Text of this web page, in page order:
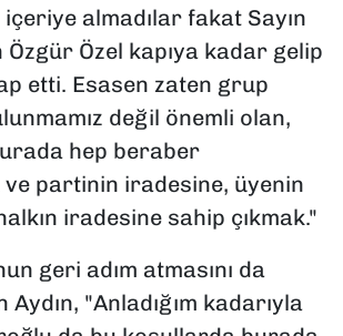
içeriye almadılar fakat Sayın
Özgür Özel kapıya kadar gelip
etti. Esasen zaten grup
değil önemli olan,
hep beraber
partinin iradesine, üyenin
iradesine sahip çıkmak."
geri adım atmasını da
"Anladığım kadarıyla